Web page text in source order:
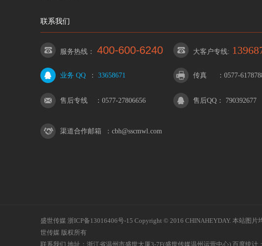
联系我们
服务热线： 400-600-6240 大客户专线:
业务 QQ ： 33658671 传真 ：0577-
售后专线 ： 0577-27806656 售后QQ： 790392677
渠道合作邮箱 ： cbh@sscmwl.com
盛世传媒 浙ICP备13016406号-15 Copyright © 2016 CHINAHEYDAY. 本站图
世传媒 版权所有
联系我们 地址：浙江省温州市盛世大厦3-7F(盛世传媒温州运营中心) 百度统计：